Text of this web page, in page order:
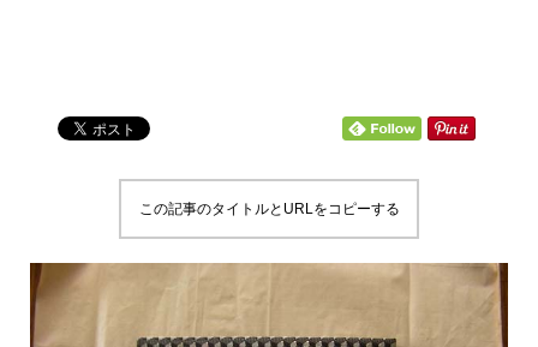
この記事のタイトルとURLをコピーする